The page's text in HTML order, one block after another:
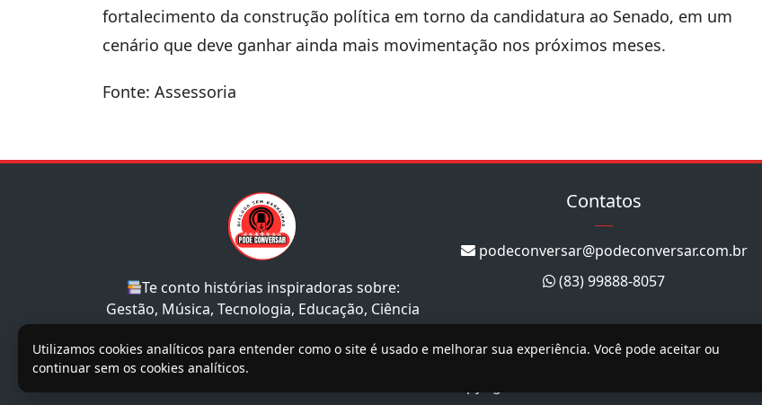
fortalecimento da construção política em torno da candidatura ao Senado, em um
cenário que deve ganhar ainda mais movimentação nos próximos meses.
Fonte: Assessoria
Te conto histórias inspiradoras sobre:
Gestão, Música, Tecnologia, Educação, Ciência
e Sociedade.
Contatos
podeconversar@podeconversar.com.br
(83) 99888-8057
Utilizamos cookies analíticos para entender como o site é usado e melhorar sua experiência. Você pode aceitar ou
continuar sem os cookies analíticos.